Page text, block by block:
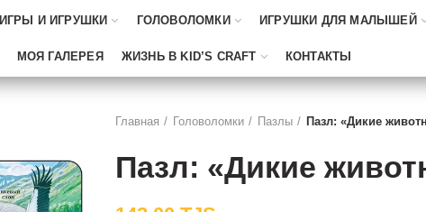
ИГРЫ И ИГРУШКИ ГОЛОВОЛОМКИ ИГРУШКИ ДЛЯ МАЛЫШЕЙ
МОЯ ГАЛЕРЕЯ ЖИЗНЬ В KID’S CRAFT КОНТАКТЫ
Главная Головоломки Пазлы Пазл: «Дикие
Пазл: «Дикие